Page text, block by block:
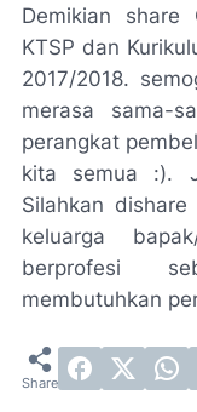
Demikian share
KTSP dan
2017/2018.
merasa sama-
perangkat
kita semua :).
Silahkan
keluarga
berprofesi
membutuhkan